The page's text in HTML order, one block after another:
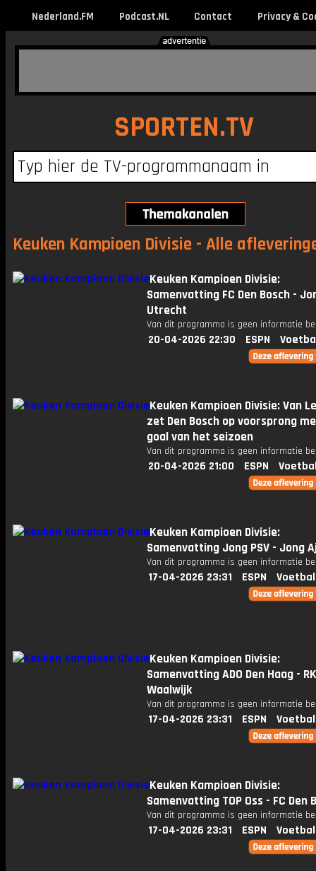
Nederland.FM Podcast.NL Contact Privacy &
SPORTEN.TV
Keuken Kampioen Divisie - Alle
Keuken Kampioen Divisie:
Samenvatting FC Den Bosch -
Utrecht
Van dit programma is geen informatie
20-04-2026 22:30 ESPN
Keuken Kampioen Divisie: Van
zet Den Bosch op voorsprong
goal van het seizoen
Van dit programma is geen informatie
20-04-2026 21:00 ESPN
Keuken Kampioen Divisie:
Samenvatting Jong PSV - Jong
Van dit programma is geen informatie
17-04-2026 23:31 ESPN
Keuken Kampioen Divisie:
Samenvatting ADO Den Haag -
Waalwijk
Van dit programma is geen informatie
17-04-2026 23:31 ESPN
Keuken Kampioen Divisie:
Samenvatting TOP Oss - FC Den
Van dit programma is geen informatie
17-04-2026 23:31 ESPN